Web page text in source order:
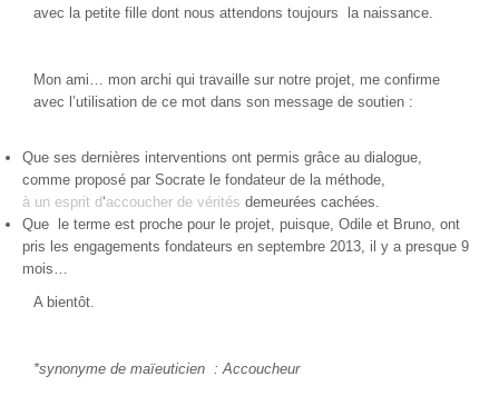
avec la petite fille dont nous attendons toujours la naissance.
Mon ami… mon archi qui travaille sur notre projet, me confirme
avec l’utilisation de ce mot dans son message de soutien :
Que ses dernières interventions ont permis grâce au dialogue,
comme proposé par Socrate le fondateur de la méthode,
à un esprit d‘accoucher de vérités demeurées cachées.
Que le terme est proche pour le projet, puisque, Odile et Bruno, ont
pris les engagements fondateurs en septembre 2013, il y a presque 9
mois…
A bientôt.
*synonyme de maïeuticien : Accoucheur